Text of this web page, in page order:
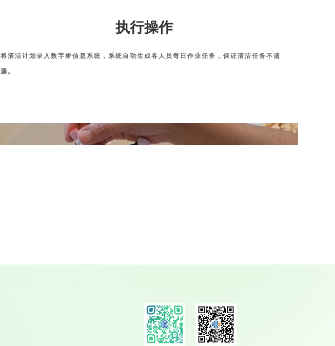
执行操作
将清洁计划录入数字桥信息系统，系统自动生成各人员每日作业任务，保证清洁任务不遗
漏。